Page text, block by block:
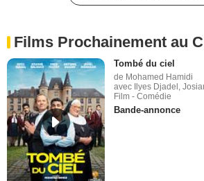
Films Prochainement au
Tombé du ciel
de Mohamed Hamidi
avec Ilyes Djadel,
Film - Comédie
Bande-annonce